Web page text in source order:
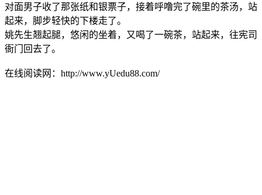
对面男子收了那张纸和银票子，接着呼噜完了碗里的茶汤，站
起来，脚步轻快的下楼走了。
姚先生翘起腿，悠闲的坐着，又喝了一碗茶，站起来，往宪司
衙门回去了。
在线阅读网：http://www.yUedu88.com/